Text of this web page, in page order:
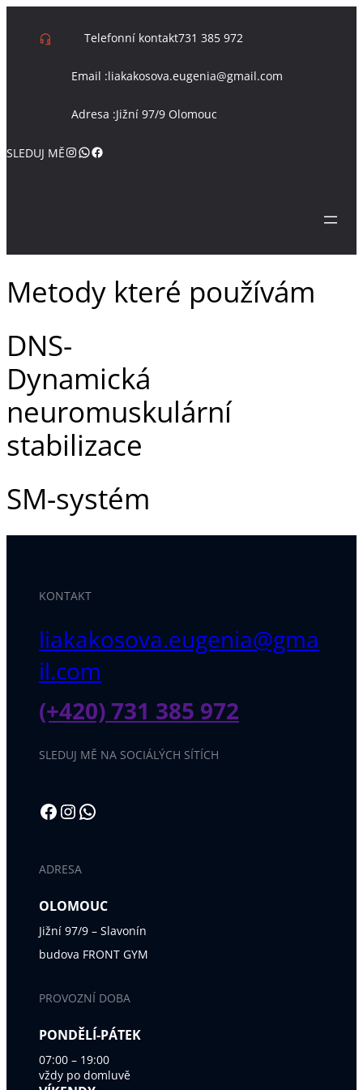
Telefonní kontakt731 385 972
Email :liakakosova.eugenia@gmail.com
Adresa :Jižní 97/9 Olomouc
SLEDUJ MĚInstagram
WhatsApp
Facebook
Metody které používám
DNS-
Dynamická
neuromuskulární
stabilizace
SM-systém
KONTAKT
liakakosova.eugenia@gma
il.com
(+420) 731 385 972
SLEDUJ MĚ NA SOCIÁLÝCH SÍTÍCH
Facebook InstagramWhatsApp
ADRESA
OLOMOUC
Jižní 97/9 – Slavonín
budova FRONT GYM
PROVOZNÍ DOBA
PONDĚLÍ-PÁTEK
07:00 – 19:00
vždy po domluvě